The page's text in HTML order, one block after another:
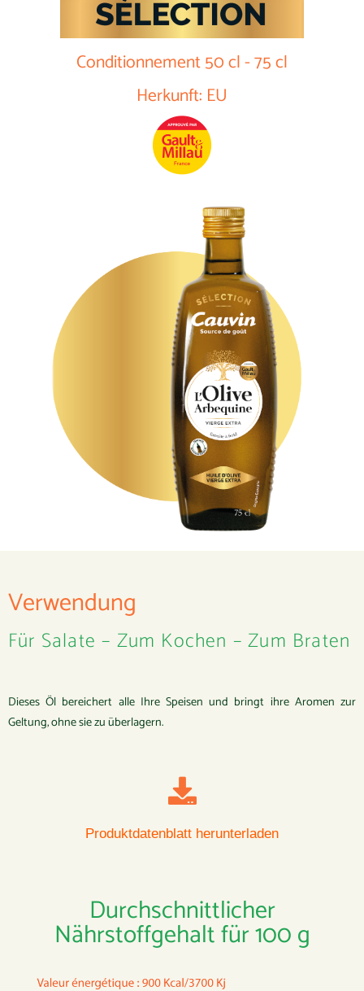
Conditionnement 50 cl - 75 cl
Herkunft: EU
Verwendung
Für Salate – Zum Kochen – Zum Braten
Dieses Öl bereichert alle Ihre Speisen und bringt ihre Aromen zur
Geltung, ohne sie zu überlagern.
Produktdatenblatt herunterladen
Durchschnittlicher
Nährstoffgehalt für 100 g